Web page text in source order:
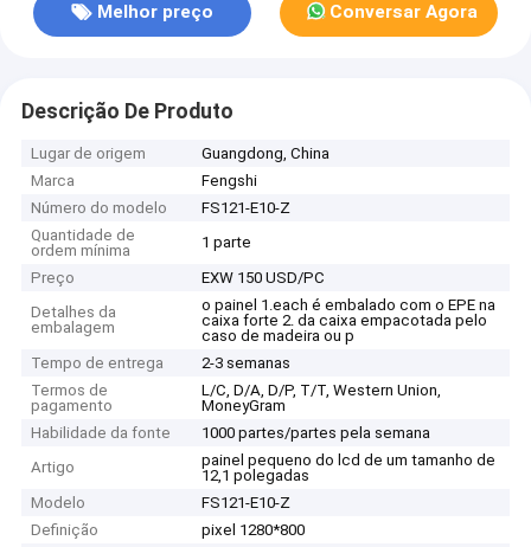
Melhor preço Conversar Agora
Descrição De Produto
Lugar de origem
Guangdong, China
Marca
Fengshi
Número do modelo
FS121-E10-Z
Quantidade de
ordem mínima
1 parte
Preço
EXW 150 USD/PC
Detalhes da
embalagem
o painel 1.each é embalado com o EPE na
caixa forte 2. da caixa empacotada pelo
caso de madeira ou p
Tempo de entrega
2-3 semanas
Termos de
pagamento
L/C, D/A, D/P, T/T, Western Union,
MoneyGram
Habilidade da fonte
1000 partes/partes pela semana
Artigo
painel pequeno do lcd de um tamanho de
12,1 polegadas
Modelo
FS121-E10-Z
Definição
pixel 1280*800